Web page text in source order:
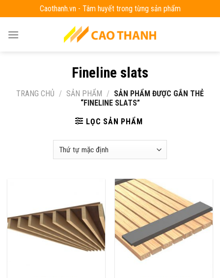
to
content
Caothanh.vn - Tâm huyết trong từng sản phẩm
Fineline slats
TRANG CHỦ / SẢN PHẨM / SẢN PHẨM ĐƯỢC GẮN THẺ
“FINELINE SLATS”
LỌC SẢN PHẨM